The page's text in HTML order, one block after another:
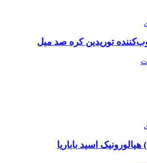
توریدین کره صد میل
اسید باباریا